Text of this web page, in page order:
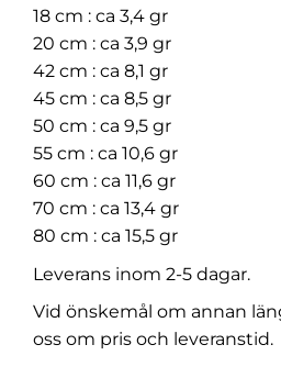
18 cm : ca 3,4 gr
20 cm : ca 3,9 gr
42 cm : ca 8,1 gr
45 cm : ca 8,5 gr
50 cm : ca 9,5 gr
55 cm : ca 10,6 gr
60 cm : ca 11,6 gr
70 cm : ca 13,4 gr
80 cm : ca 15,5 gr
Leverans inom 2-5 dagar.
Vid önskemål om annan
oss om pris och leveranstid.